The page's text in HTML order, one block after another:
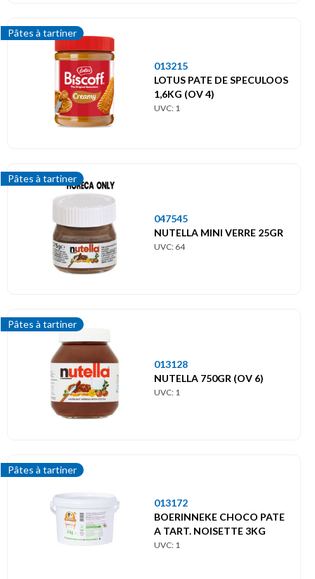
Pâtes à tartiner
013215
LOTUS PATE DE SPECULOOS
1,6KG (OV 4)
UVC: 1
Pâtes à tartiner
047545
NUTELLA MINI VERRE 25GR
UVC: 64
Pâtes à tartiner
013128
NUTELLA 750GR (OV 6)
UVC: 1
Pâtes à tartiner
013172
BOERINNEKE CHOCO PATE
A TART. NOISETTE 3KG
UVC: 1